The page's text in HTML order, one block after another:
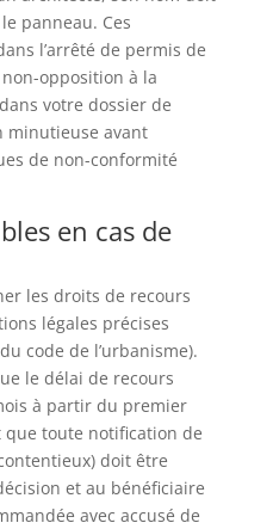
panneau. Ces
l’arrêté de permis de
opposition à la
votre dossier de
minutieuse avant
de non-conformité
en cas de
les droits de recours
légales précises
code de l’urbanisme).
le délai de recours
à partir du premier
que toute notification de
doit être
et au bénéficiaire
avec accusé de